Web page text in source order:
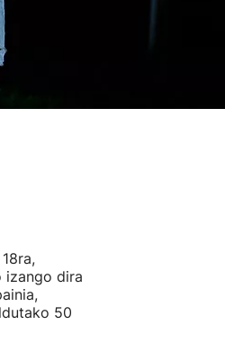
izango dira
50